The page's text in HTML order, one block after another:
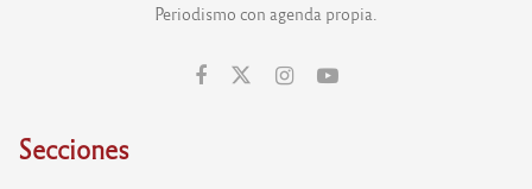
Periodismo con agenda propia.
Secciones